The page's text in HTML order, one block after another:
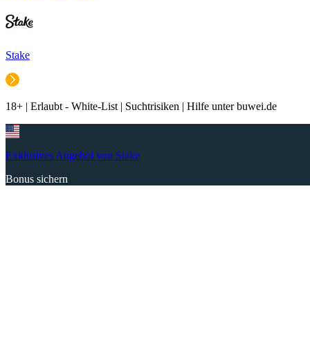
Stake
18+ | Erlaubt - White-List | Suchtrisiken | Hilfe unter buwei.de
Exklusives Angebot von Stake
Bonus sichern